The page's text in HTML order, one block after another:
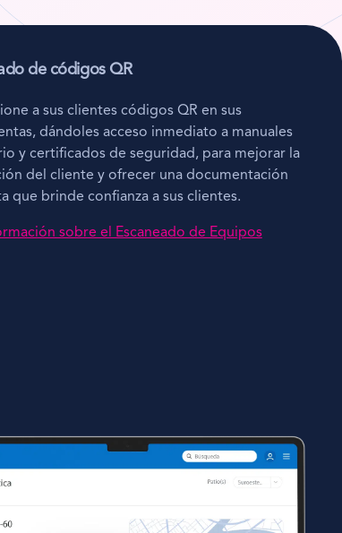
de códigos QR
a sus clientes códigos QR en sus
dándoles acceso inmediato a manuales
y certificados de seguridad, para mejorar la
del cliente y ofrecer una documentación
que brinde confianza a sus clientes.
sobre el Escaneado de Equipos